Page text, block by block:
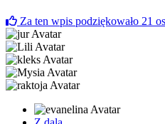
Za ten wpis podziękowało 21